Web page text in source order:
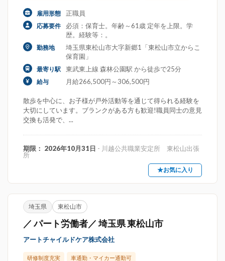
雇用形態 正職員
応募要件
必須：保育士。年齢～61歳 定年を上限。学
歴。経験等：。
勤務地
埼玉県東松山市大字新郷1「東松山市立からこ
保育園」
最寄り駅 東武東上線 森林公園駅 から徒歩で25分
給与 月給266,500円～306,500円
散歩を中心に、お子様が戸外活動等を通じて得られる経験を
大切にしています。ブランクがある方も歓迎!職員同士の意見
交換も活発で、...
期限： 2026年10月31日 - 川越公共職業安定所 東松山出張
所
★お気に入り
埼玉県 東松山市
／ パート労働者／ 埼玉県 東松山市
アートチャイルドケア株式会社
研修制度充実 車通勤・マイカー通勤可